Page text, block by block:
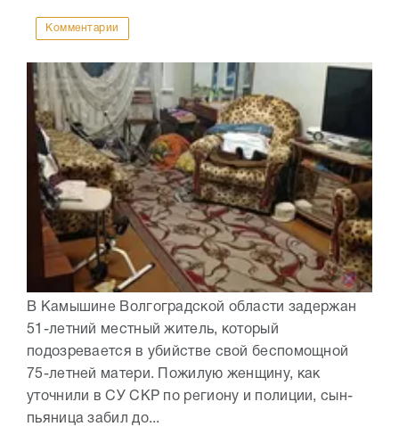
Комментарии
В Камышине Волгоградской области задержан
51-летний местный житель, который
подозревается в убийстве свой беспомощной
75-летней матери. Пожилую женщину, как
уточнили в СУ СКР по региону и полиции, сын-
пьяница забил до...